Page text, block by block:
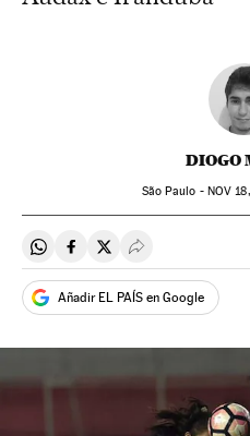
DIOGO
São Paulo - NOV
Compartir en Whatsapp
Compartir en Facebook
Compartir en Twitter
Desplegar
Añadir EL PAÍS en Google